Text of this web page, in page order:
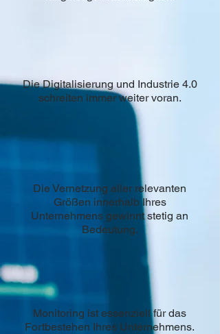
Die Digitalisierung und Industrie 4.0
schreiten immer weiter voran.
Die Vernetzung aller relevanten
Größen innerhalb Ihres
Unternehmens gewinnt stetig an
Bedeutung.
Monitoring ist essenziell für das
Fortbestehen Ihres Unternehmens.